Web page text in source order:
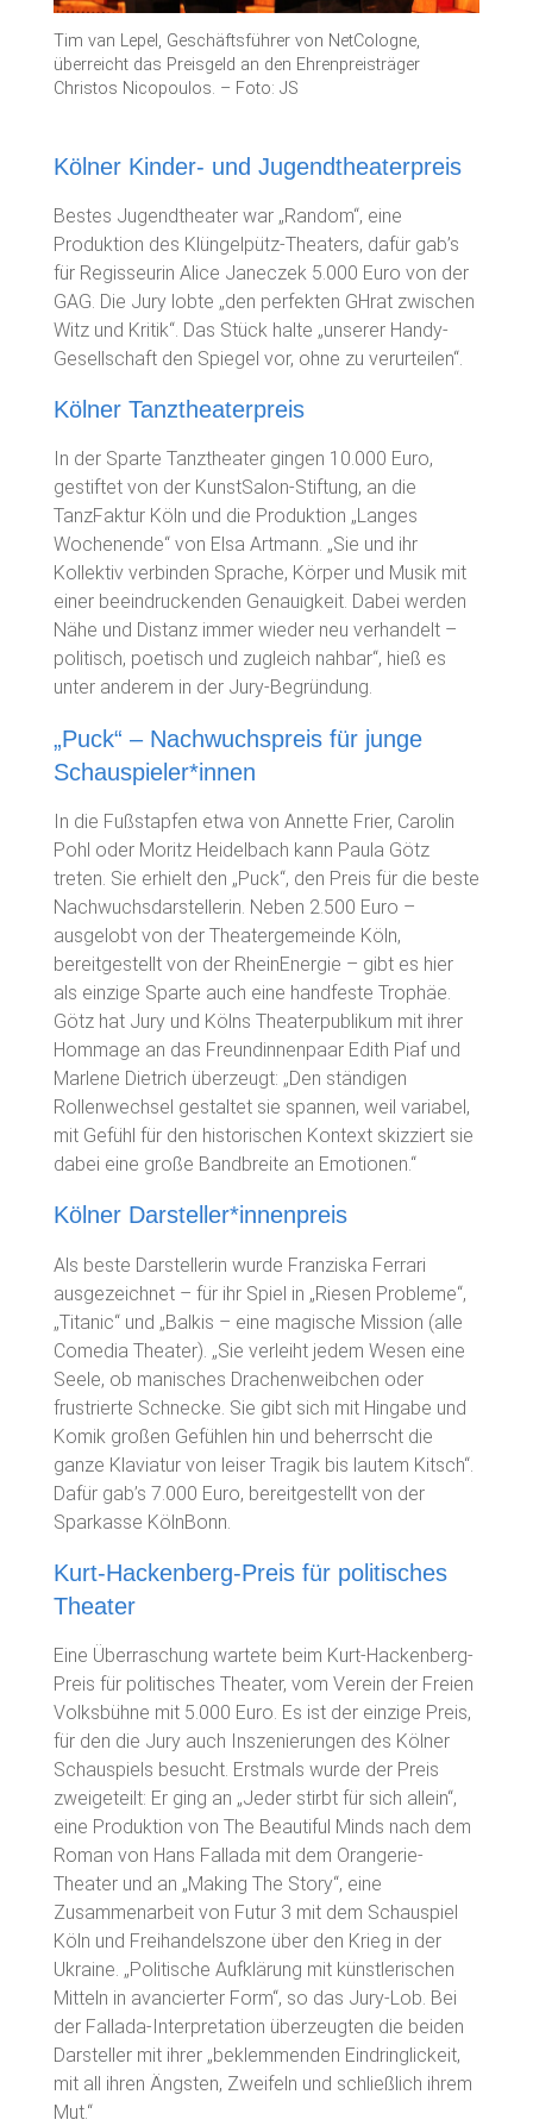
Tim van Lepel, Geschäftsführer von NetCologne,
überreicht das Preisgeld an den Ehrenpreisträger
Christos Nicopoulos. – Foto: JS
Kölner Kinder- und Jugendtheaterpreis
Bestes Jugendtheater war „Random“, eine
Produktion des Klüngelpütz-Theaters, dafür gab’s
für Regisseurin Alice Janeczek 5.000 Euro von der
GAG. Die Jury lobte „den perfekten GHrat zwischen
Witz und Kritik“. Das Stück halte „unserer Handy-
Gesellschaft den Spiegel vor, ohne zu verurteilen“.
Kölner Tanztheaterpreis
In der Sparte Tanztheater gingen 10.000 Euro,
gestiftet von der KunstSalon-Stiftung, an die
TanzFaktur Köln und die Produktion „Langes
Wochenende“ von Elsa Artmann. „Sie und ihr
Kollektiv verbinden Sprache, Körper und Musik mit
einer beeindruckenden Genauigkeit. Dabei werden
Nähe und Distanz immer wieder neu verhandelt –
politisch, poetisch und zugleich nahbar“, hieß es
unter anderem in der Jury-Begründung.
„Puck“ – Nachwuchspreis für junge
Schauspieler*innen
In die Fußstapfen etwa von Annette Frier, Carolin
Pohl oder Moritz Heidelbach kann Paula Götz
treten. Sie erhielt den „Puck“, den Preis für die beste
Nachwuchsdarstellerin. Neben 2.500 Euro –
ausgelobt von der Theatergemeinde Köln,
bereitgestellt von der RheinEnergie – gibt es hier
als einzige Sparte auch eine handfeste Trophäe.
Götz hat Jury und Kölns Theaterpublikum mit ihrer
Hommage an das Freundinnenpaar Edith Piaf und
Marlene Dietrich überzeugt: „Den ständigen
Rollenwechsel gestaltet sie spannen, weil variabel,
mit Gefühl für den historischen Kontext skizziert sie
dabei eine große Bandbreite an Emotionen.“
Kölner Darsteller*innenpreis
Als beste Darstellerin wurde Franziska Ferrari
ausgezeichnet – für ihr Spiel in „Riesen Probleme“,
„Titanic“ und „Balkis – eine magische Mission (alle
Comedia Theater). „Sie verleiht jedem Wesen eine
Seele, ob manisches Drachenweibchen oder
frustrierte Schnecke. Sie gibt sich mit Hingabe und
Komik großen Gefühlen hin und beherrscht die
ganze Klaviatur von leiser Tragik bis lautem Kitsch“.
Dafür gab’s 7.000 Euro, bereitgestellt von der
Sparkasse KölnBonn.
Kurt-Hackenberg-Preis für politisches
Theater
Eine Überraschung wartete beim Kurt-Hackenberg-
Preis für politisches Theater, vom Verein der Freien
Volksbühne mit 5.000 Euro. Es ist der einzige Preis,
für den die Jury auch Inszenierungen des Kölner
Schauspiels besucht. Erstmals wurde der Preis
zweigeteilt: Er ging an „Jeder stirbt für sich allein“,
eine Produktion von The Beautiful Minds nach dem
Roman von Hans Fallada mit dem Orangerie-
Theater und an „Making The Story“, eine
Zusammenarbeit von Futur 3 mit dem Schauspiel
Köln und Freihandelszone über den Krieg in der
Ukraine. „Politische Aufklärung mit künstlerischen
Mitteln in avancierter Form“, so das Jury-Lob. Bei
der Fallada-Interpretation überzeugten die beiden
Darsteller mit ihrer „beklemmenden Eindringlickeit,
mit all ihren Ängsten, Zweifeln und schließlich ihrem
Mut.“